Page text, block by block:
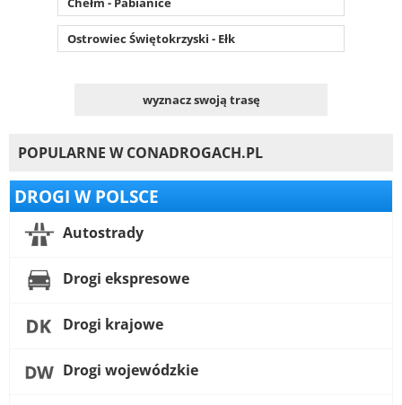
Ostrowiec Świętokrzyski - Ełk
wyznacz swoją trasę
POPULARNE W CONADROGACH.PL
DROGI W POLSCE
Autostrady
Drogi ekspresowe
Drogi krajowe
Drogi wojewódzkie